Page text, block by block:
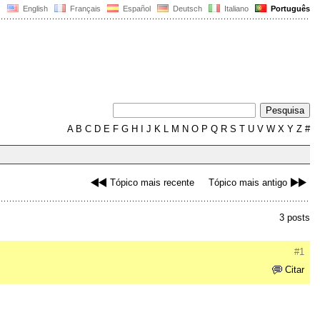
English Français Español Deutsch Italiano Português
AB C D E F G H J K L M N O P Q R S T U V W X Y Z #
Tópico mais recente Tópico mais antigo
3 posts
#1
Citar